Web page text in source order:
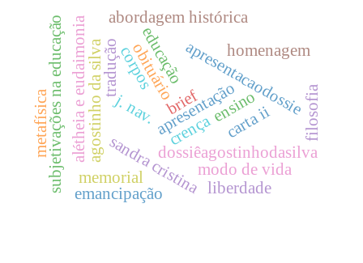
apresentação
dossiêagostinhodasilva
apresentacaodossie
tradução
brief
j. nav.
agostinho da silva carta ii
sandra cristina
obituário homenagem
memorial
corpos
subjetivações na educaçãoalétheia e eudaimonia filosofia
metafísica
modo de vida
educação
crença
emancipação liberdade
abordagem histórica
ensino